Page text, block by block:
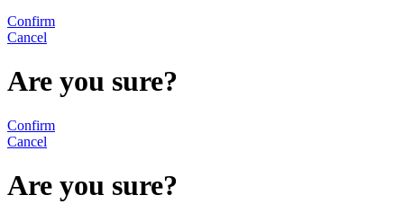
Confirm
Cancel
Are you sure?
Confirm
Cancel
Are you sure?